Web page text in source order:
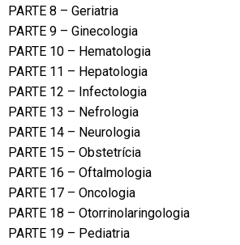
PARTE 8 – Geriatria
PARTE 9 – Ginecologia
PARTE 10 – Hematologia
PARTE 11 – Hepatologia
PARTE 12 – Infectologia
PARTE 13 – Nefrologia
PARTE 14 – Neurologia
PARTE 15 – Obstetrícia
PARTE 16 – Oftalmologia
PARTE 17 – Oncologia
PARTE 18 – Otorrinolaringologia
PARTE 19 – Pediatria